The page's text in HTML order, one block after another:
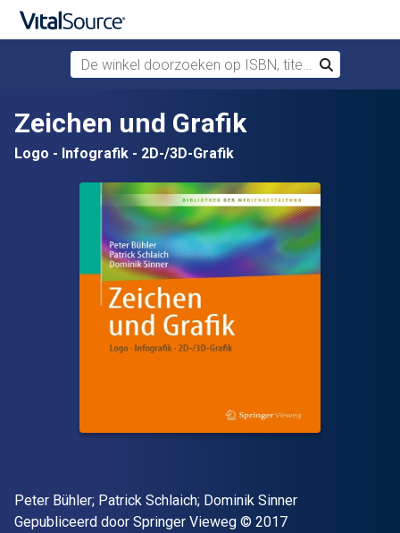
Verdergaan naar belangrijkste inhoud
De winkel doorzoeken op ISBN, titel of auteur
Zoek
Zeichen und Grafik
Logo - Infografik - 2D-/3D-Grafik
Auteur(s)
Peter Bühler; Patrick Schlaich; Dominik Sinner
Uitgever
Gepubliceerd door Springer Vieweg Copyright
© 2017